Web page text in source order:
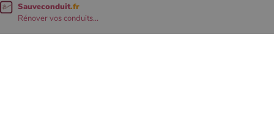
Sauveconduit.fr
Rénover vos conduits...